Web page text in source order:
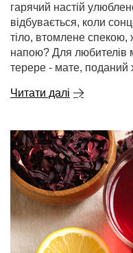
гарячий настій
відбувається, коли
тіло, втомлене спекою,
напою? Для любителів
терере - мате, поданий
Читати далі